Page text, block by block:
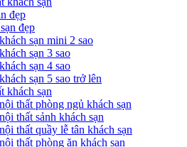
đẹp
đẹp
sạn mini 2 sao
sạn 3 sao
sạn 4 sao
sạn 5 sao trở lên
khách sạn
thất phòng ngủ khách sạn
thất sảnh khách sạn
thất quầy lễ tân khách sạn
thất phòng ăn khách sạn